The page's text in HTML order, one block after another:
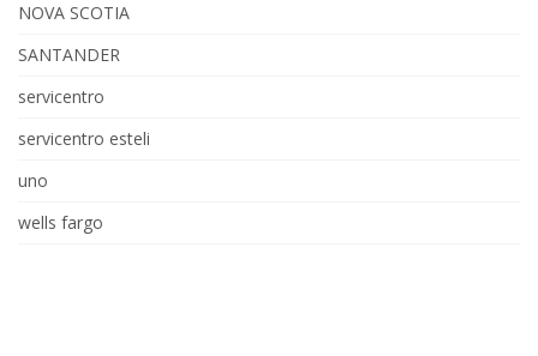
NOVA SCOTIA
SANTANDER
servicentro
servicentro esteli
uno
wells fargo